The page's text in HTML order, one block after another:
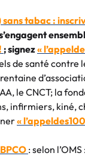
sans tabac :
; signez«
de santé contre
le CNCT; la
infirmiers, kiné,
«
:selon